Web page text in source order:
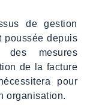
de gestion
poussée depuis
des mesures
de la facture
pour
organisation.